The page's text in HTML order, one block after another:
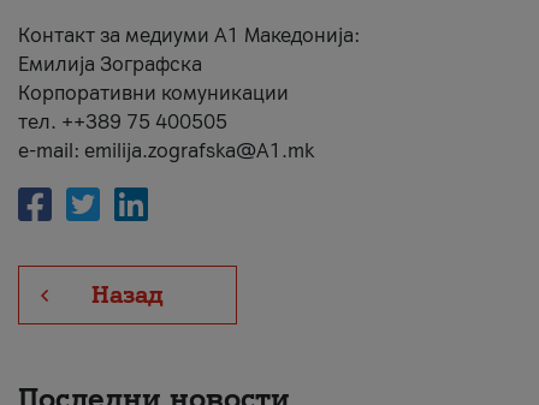
Контакт за медиуми А1 Македонија:
Емилија Зографска
Корпоративни комуникации
тел. ++389 75 400505
e-mail: emilija.zografska@A1.mk
Назад
Последни новости